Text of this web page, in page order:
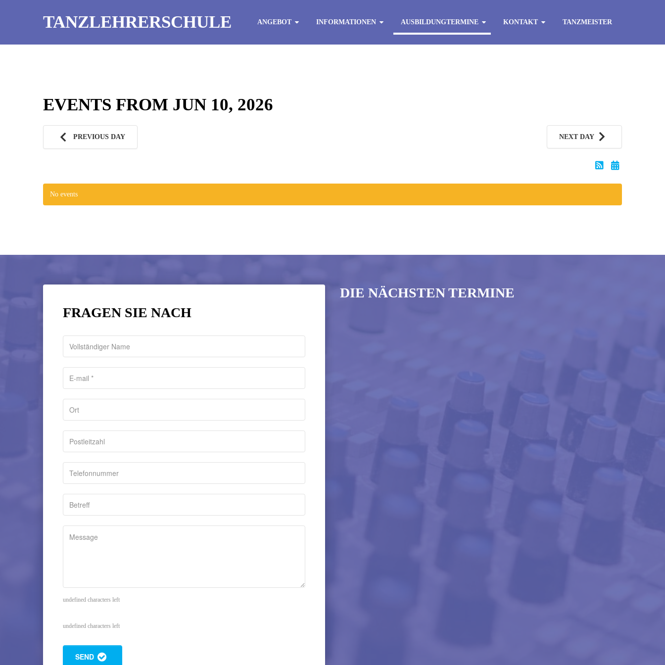
TANZLEHRERSCHULE ANGEBOT INFORMATIONEN AUSBILDUNGTERMINE KONTAKT TANZMEISTER
EVENTS FROM JUN 10, 2026
PREVIOUS DAY NEXT DAY
No events
FRAGEN SIE NACH
undefined characters left
undefined characters left
SEND
DIE NÄCHSTEN TERMINE